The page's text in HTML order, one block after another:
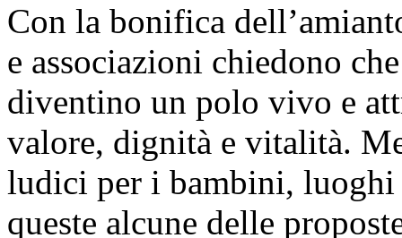
Con la bonifica
e associazioni chiedono
diventino un polo vivo e
valore, dignità e vitalità.
ludici per i bambini, luoghi
queste alcune delle